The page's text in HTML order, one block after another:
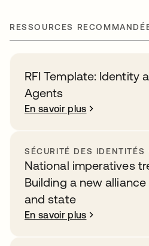
RESSOURCES
RFI Template: Identity
Agents
En savoir plus
SÉCURITÉ DES IDENTITÉS
National imperatives
Building a new
and state
En savoir plus